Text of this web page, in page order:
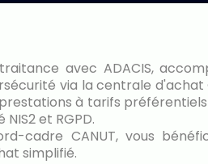
avec ADACIS,
via la centrale d'achat
à tarifs
et RGPD.
cadre CANUT, vous
simplifié.